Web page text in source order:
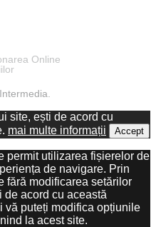
site, ești de acord cu
mai multe informații Accept
permit utilizarea fișierelor de
de navigare. Prin
fără modificarea setărilor
de acord cu această
vă puteți modifica opțiunile
la acest site.